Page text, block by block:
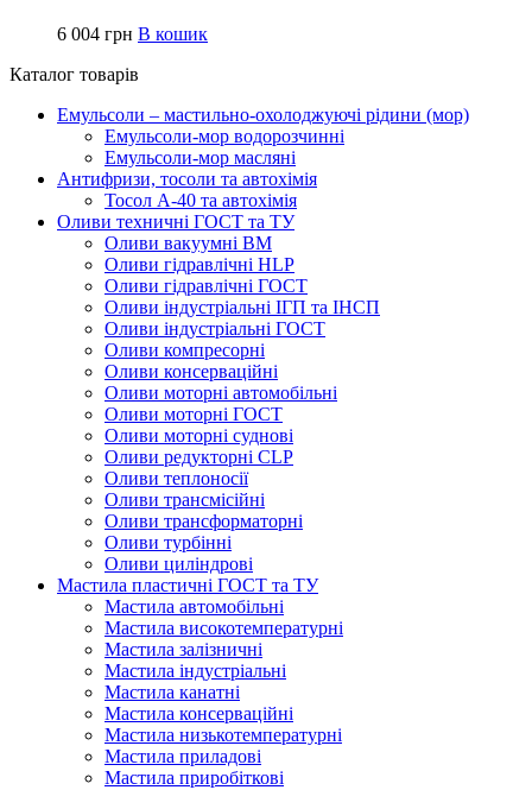
6 004 грн В кошик
Каталог товарів
Емульсоли – мастильно-охолоджуючі рідини (мор)
Емульсоли-мор водорозчинні
Емульсоли-мор масляні
Антифризи, тосоли та автохімія
Тосол А-40 та автохімія
Оливи техничні ГОСТ та ТУ
Оливи вакуумні ВМ
Оливи гідравлічні HLP
Оливи гідравлічні ГОСТ
Оливи індустріальні ІГП та ІНСП
Оливи індустріальні ГОСТ
Оливи компресорні
Оливи консерваційні
Оливи моторні автомобільні
Оливи моторні ГОСТ
Оливи моторні суднові
Оливи редукторні CLP
Оливи теплоносії
Оливи трансмісійні
Оливи трансформаторні
Оливи турбінні
Оливи циліндрові
Мастила пластичні ГОСТ та ТУ
Мастила автомобільні
Мастила високотемпературні
Мастила залізничні
Мастила індустріальні
Мастила канатні
Мастила консерваційні
Мастила низькотемпературні
Мастила приладові
Мастила приробіткові